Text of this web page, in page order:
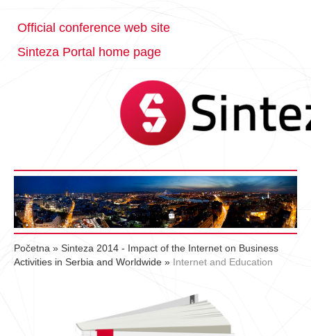
Official conference web site
Sinteza Portal home page
Početna » Sinteza 2014 - Impact of the Internet on Business
Activities in Serbia and Worldwide » Internet and Education